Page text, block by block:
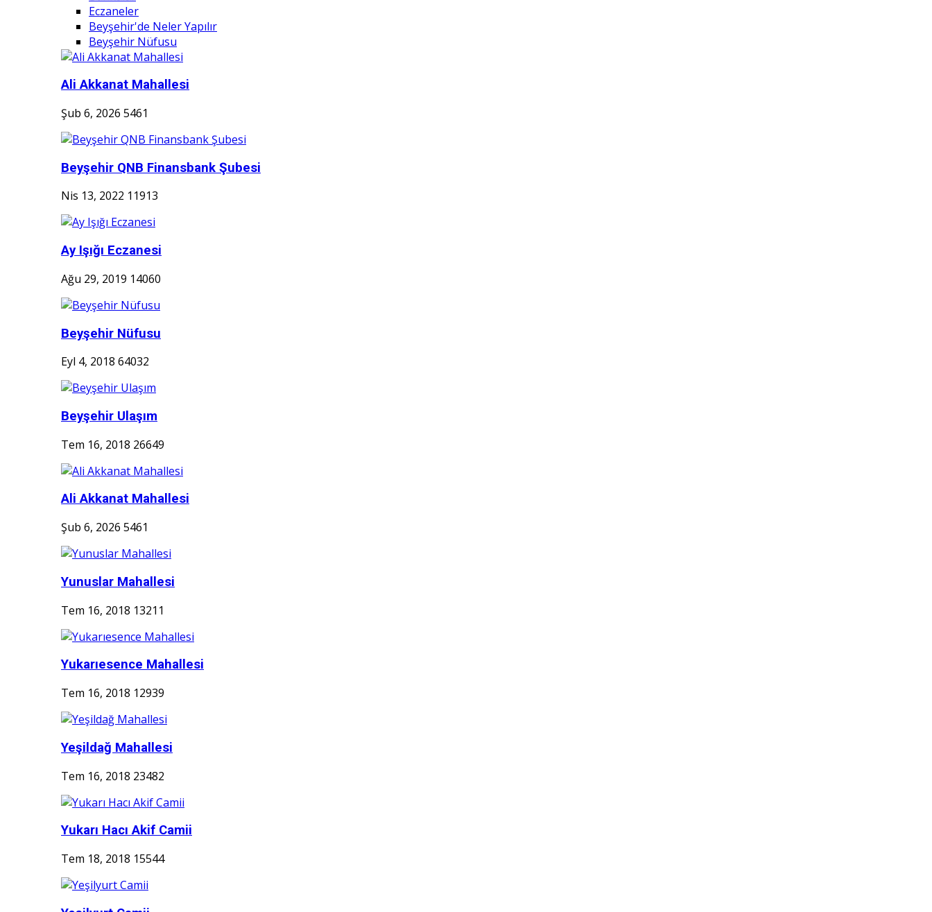
Eczaneler
Beyşehir'de Neler Yapılır
Beyşehir Nüfusu
Ali Akkanat Mahallesi
Şub 6, 2026 5461
Beyşehir QNB Finansbank Şubesi
Nis 13, 2022 11913
Ay Işığı Eczanesi
Ağu 29, 2019 14060
Beyşehir Nüfusu
Eyl 4, 2018 64032
Beyşehir Ulaşım
Tem 16, 2018 26649
Ali Akkanat Mahallesi
Şub 6, 2026 5461
Yunuslar Mahallesi
Tem 16, 2018 13211
Yukarıesence Mahallesi
Tem 16, 2018 12939
Yeşildağ Mahallesi
Tem 16, 2018 23482
Yukarı Hacı Akif Camii
Tem 18, 2018 15544